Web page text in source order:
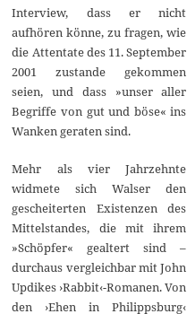
Interview, dass er nicht
aufhören könne, zu fragen, wie
die Attentate des 11. September
2001 zustande gekommen
seien, und dass »unser aller
Begriffe von gut und böse« ins
Wanken geraten sind.
Mehr als vier Jahrzehnte
widmete sich Walser den
gescheiterten Existenzen des
Mittelstandes, die mit ihrem
»Schöpfer« gealtert sind –
durchaus vergleichbar mit John
Updikes ›Rabbit‹-Romanen. Von
den ›Ehen in Philippsburg‹